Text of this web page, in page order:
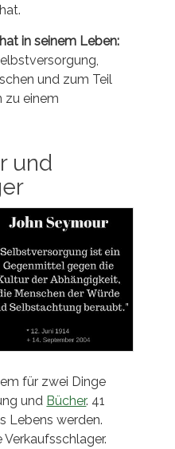
in seinem Leben:
und zum Teil
zu einem
und
für zwei Dinge
und Bücher. 41
Lebens werden.